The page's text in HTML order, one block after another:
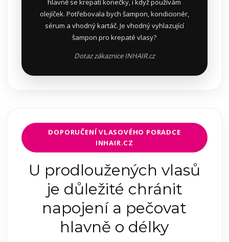
hlavně se krepatí konečky, i když používám
olejíček. Potřebovala bych šampon, kondicionér,
sérum a vhodný kartáč. Je vhodný vyhlazující
šampon pro krepaté vlasy?
Dotaz zákaznice INHAIR.cz
DOPORUČENÍ VLASOVÉHO PORADCE
INHAIR.CZ
U prodloužených vlasů
je důležité chránit
napojení a pečovat
hlavně o délky